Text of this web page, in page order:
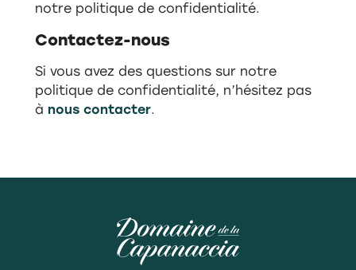
notre politique de confidentialité.
Contactez-nous
Si vous avez des questions sur notre
politique de confidentialité, n’hésitez pas
à nous contacter.